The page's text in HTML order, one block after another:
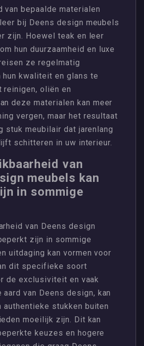
van bepaalde materialen
bij Deens design meubels
zijn. Hoewel teak en leer
hun duurzaamheid en luxe
ze regelmatig
hun kwaliteit en glans te
reinigen, oliën en
deze materialen kan meer
vergen, maar het resultaat
stuk meubilair dat jarenlang
schitteren in uw interieur.
van
meubels kan
in sommige
van Deens design
zijn in sommige
uitdaging kan vormen voor
dit specifieke soort
de exclusiviteit en vaak
aard van Deens design, kan
authentieke stukken buiten
moeilijk zijn. Dit kan
keuzes en hogere